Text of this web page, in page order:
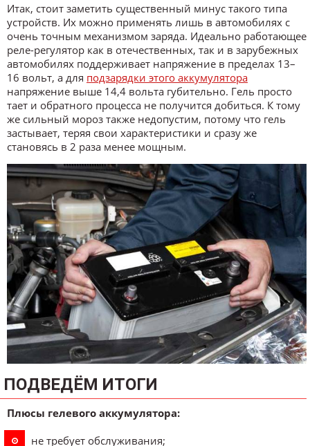
Итак, стоит заметить существенный минус такого типа
устройств. Их можно применять лишь в автомобилях с
очень точным механизмом заряда. Идеально работающее
реле-регулятор как в отечественных, так и в зарубежных
автомобилях поддерживает напряжение в пределах 13–
16 вольт, а для подзарядки этого аккумулятора
напряжение выше 14,4 вольта губительно. Гель просто
тает и обратного процесса не получится добиться. К тому
же сильный мороз также недопустим, потому что гель
застывает, теряя свои характеристики и сразу же
становясь в 2 раза менее мощным.
ПОДВЕДЁМ ИТОГИ
Плюсы гелевого аккумулятора:
не требует обслуживания;